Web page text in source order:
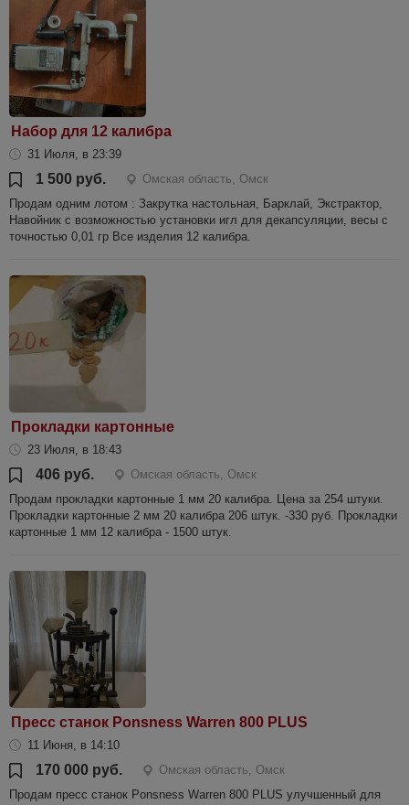
Набор для 12 калибра
31 Июля, в 23:39
1 500 руб.
Омская область, Омск
Продам одним лотом : Закрутка настольная, Барклай, Экстрактор,
Навойник с возможностью установки игл для декапсуляции, весы с
точностью 0,01 гр Все изделия 12 калибра.
Прокладки картонные
23 Июля, в 18:43
406 руб.
Омская область, Омск
Продам прокладки картонные 1 мм 20 калибра. Цена за 254 штуки.
Прокладки картонные 2 мм 20 калибра 206 штук. -330 руб. Прокладки
картонные 1 мм 12 калибра - 1500 штук.
Пресс станок Ponsness Warren 800 PLUS
11 Июня, в 14:10
170 000 руб.
Омская область, Омск
Продам пресс станок Ponsness Warren 800 PLUS улучшенный для